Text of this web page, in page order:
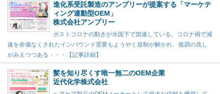
進化系受託製造のアンプリーが提案する「マーケテ
ィング連動型OEM」
株式会社アンプリー
ポストコロナの動きが水面下で加速している。コロナ禍で減
速を余儀なくされたインバウンド需要もようやく規制が解かれ、復調の兆し
がみえつつある・・・【記事詳細】
髪を知り尽くす唯一無二のOEM企業
近代化学株式会社